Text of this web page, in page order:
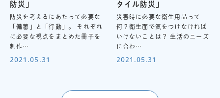
防災」
防災を考えるにあたって必要な
「備蓄」と「行動」。 それぞれ
に必要な視点をまとめた冊子を
制作…
2021.05.31
タイル防災」
災害時に必要な衛生用品って
何？衛生面で気をつけなければ
いけないことは？ 生活のニーズ
に合わ…
2021.05.31